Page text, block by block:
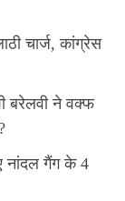
चार्ज, कांग्रेस
बरेलवी ने वक्फ
नांदल गैंग के 4